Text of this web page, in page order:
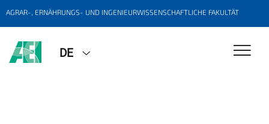
AGRAR-, ERNÄHRUNGS- UND INGENIEURWISSENSCHAFTLICHE FAKULTÄT
DE